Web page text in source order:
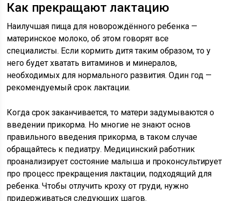
Как прекращают лактацию
Наилучшая пища для новорождённого ребенка —
материнское молоко, об этом говорят все
специалисты. Если кормить дитя таким образом, то у
него будет хватать витаминов и минералов,
необходимых для нормального развития. Один год —
рекомендуемый срок лактации.
Когда срок заканчивается, то матери задумываются о
введении прикорма. Но многие не знают основ
правильного введения прикорма, в таком случае
обращайтесь к педиатру. Медицинский работник
проанализирует состояние малыша и проконсультирует
про процесс прекращения лактации, подходящий для
ребенка. Чтобы отлучить кроху от груди, нужно
придерживаться следующих шагов.